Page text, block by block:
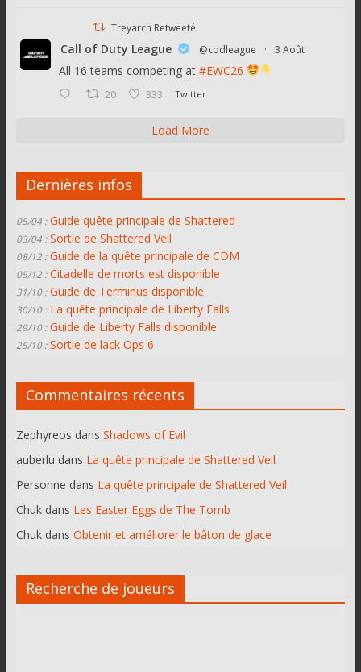
Treyarch Retweeté
Call of Duty League @codleague · 3 Août
All 16 teams competing at #EWC26
20 333 Twitter
Load More
Dernières infos
05/04 : Guide quête principale de Shattered
03/04 : Sortie de Shattered Veil
08/12 : Guide de la quête principale de CDM
05/12 : Citadelle de morts est disponible
31/10 : Guide de Terminus disponible
30/10 : La quête principale de Liberty Falls
29/10 : Guide de Liberty Falls disponible
25/10 : Sortie de lack Ops 6
Commentaires récents
Zephyreos dans Shadows of Evil
auberlu dans La quête principale de Shattered Veil
Personne dans La quête principale de Shattered Veil
Chukdans Les Easter Eggs de The Tomb
Chukdans Obtenir et améliorer le bâton de glace
Recherche de joueurs